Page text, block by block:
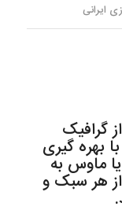
ایرانی
گرافیک
بهره گیری
یا ماوس به
هر سبک و